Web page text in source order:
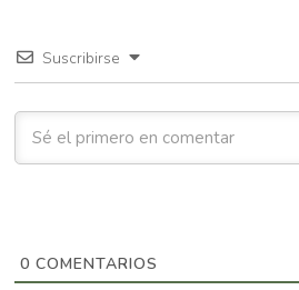
Suscribirse
0 COMENTARIOS